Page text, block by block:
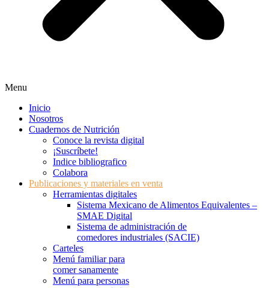
Menu
Inicio
Nosotros
Cuadernos de Nutrición
Conoce la revista digital
¡Suscríbete!
Indice bibliografico
Colabora
Publicaciones y materiales en venta
Herramientas digitales
Sistema Mexicano de Alimentos Equivalentes –
SMAE Digital
Sistema de administración de
comedores industriales (SACIE)
Carteles
Menú familiar para
comer sanamente
Menú para personas